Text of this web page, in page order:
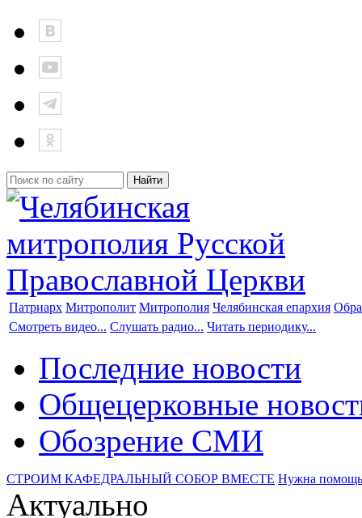
Патриарх Митрополит Митрополия Челябинская епархия
Смотреть видео... Слушать радио... Читать периодику...
Последние новости
Общецерковные
Обозрение СМИ
СТРОИМ КАФЕДРАЛЬНЫЙ СОБОР ВМЕСТЕ Нужна помощь
Актуально